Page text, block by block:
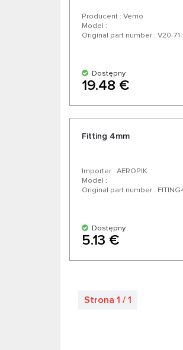
Producent : Vemo
Model :
Original part number : V20-
Dostępny
19.48 €
Fitting 4mm
Importer : AEROPIK
Model :
Original part number :
Dostępny
5.13 €
Strona 1 / 1